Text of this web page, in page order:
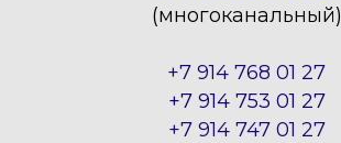
(многоканальный)
+7 914 768 01 27
+7 914 753 01 27
+7 914 747 01 27